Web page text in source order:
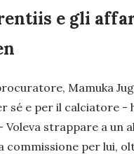
e gli
Mamuka
sé e per il calciatore -
Voleva strappare a un
commissione per lui,